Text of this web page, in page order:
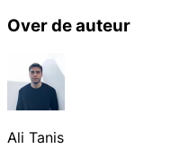
Over de auteur
Ali Tanis